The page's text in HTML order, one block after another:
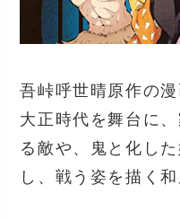
吾峠呼世晴原作の
大正時代を舞台に
る敵や、鬼と化し
し、戦う姿を描く和